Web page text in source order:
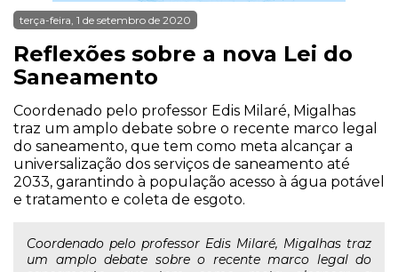
terça-feira, 1 de setembro de 2020
Reflexões sobre a nova Lei do
Saneamento
Coordenado pelo professor Edis Milaré, Migalhas
traz um amplo debate sobre o recente marco legal
do saneamento, que tem como meta alcançar a
universalização dos serviços de saneamento até
2033, garantindo à população acesso à água potável
e tratamento e coleta de esgoto.
Coordenado pelo professor Edis Milaré, Migalhas traz
um amplo debate sobre o recente marco legal do